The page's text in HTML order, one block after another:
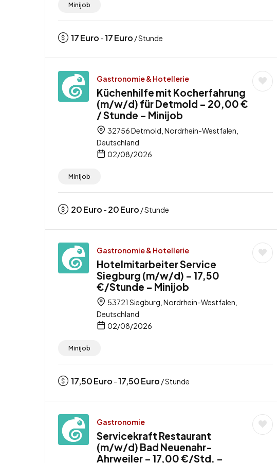
Minijob
17Euro -17Euro / Stunde
Gastronomie & Hotellerie
Küchenhilfe mit Kocherfahrung
(m/w/d) für Detmold – 20,00 €
/ Stunde – Minijob
32756 Detmold, Nordrhein-Westfalen,
Deutschland
02/08/2026
Minijob
20Euro - 20Euro / Stunde
Gastronomie & Hotellerie
Hotelmitarbeiter Service
Siegburg (m/w/d) – 17,50
€/Stunde – Minijob
53721 Siegburg, Nordrhein-Westfalen,
Deutschland
02/08/2026
Minijob
17,50Euro -17,50Euro / Stunde
Gastronomie
Servicekraft Restaurant
(m/w/d) Bad Neuenahr-
Ahrweiler – 17,00 €/Std. –